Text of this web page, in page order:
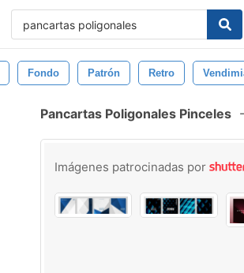
Fondo Patrón Retro
Pancartas Poligonales Pinceles -
Imágenes patrocinadas por